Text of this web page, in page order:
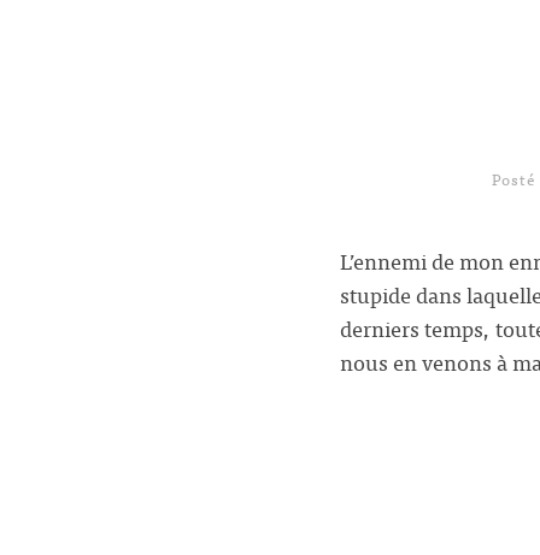
L’ennemi de mon
stupide dans
derniers temps,
nous en venons à